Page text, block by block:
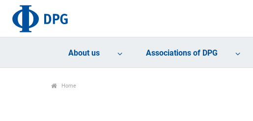
About us Associations of DPG
Home